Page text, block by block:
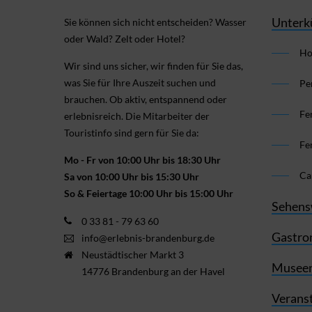
Sie können sich nicht ent­scheiden? Wasser
oder Wald? Zelt oder Hotel?
Wir sind uns sicher, wir finden für Sie das,
was Sie für Ihre Aus­zeit suchen und
brauchen. Ob aktiv, ent­spannend oder
erlebnis­reich. Die Mitarbeiter der
Touristinfo sind gern für Sie da:
Mo - Fr von 10:00 Uhr bis 18:30 Uhr
Sa von 10:00 Uhr bis 15:30 Uhr
So & Feiertage 10:00 Uhr bis 15:00 Uhr
0 33 81 - 79 63 60
info@erlebnis-brandenburg.de
Neustädtischer Markt 3
14776 Brandenburg an der Havel